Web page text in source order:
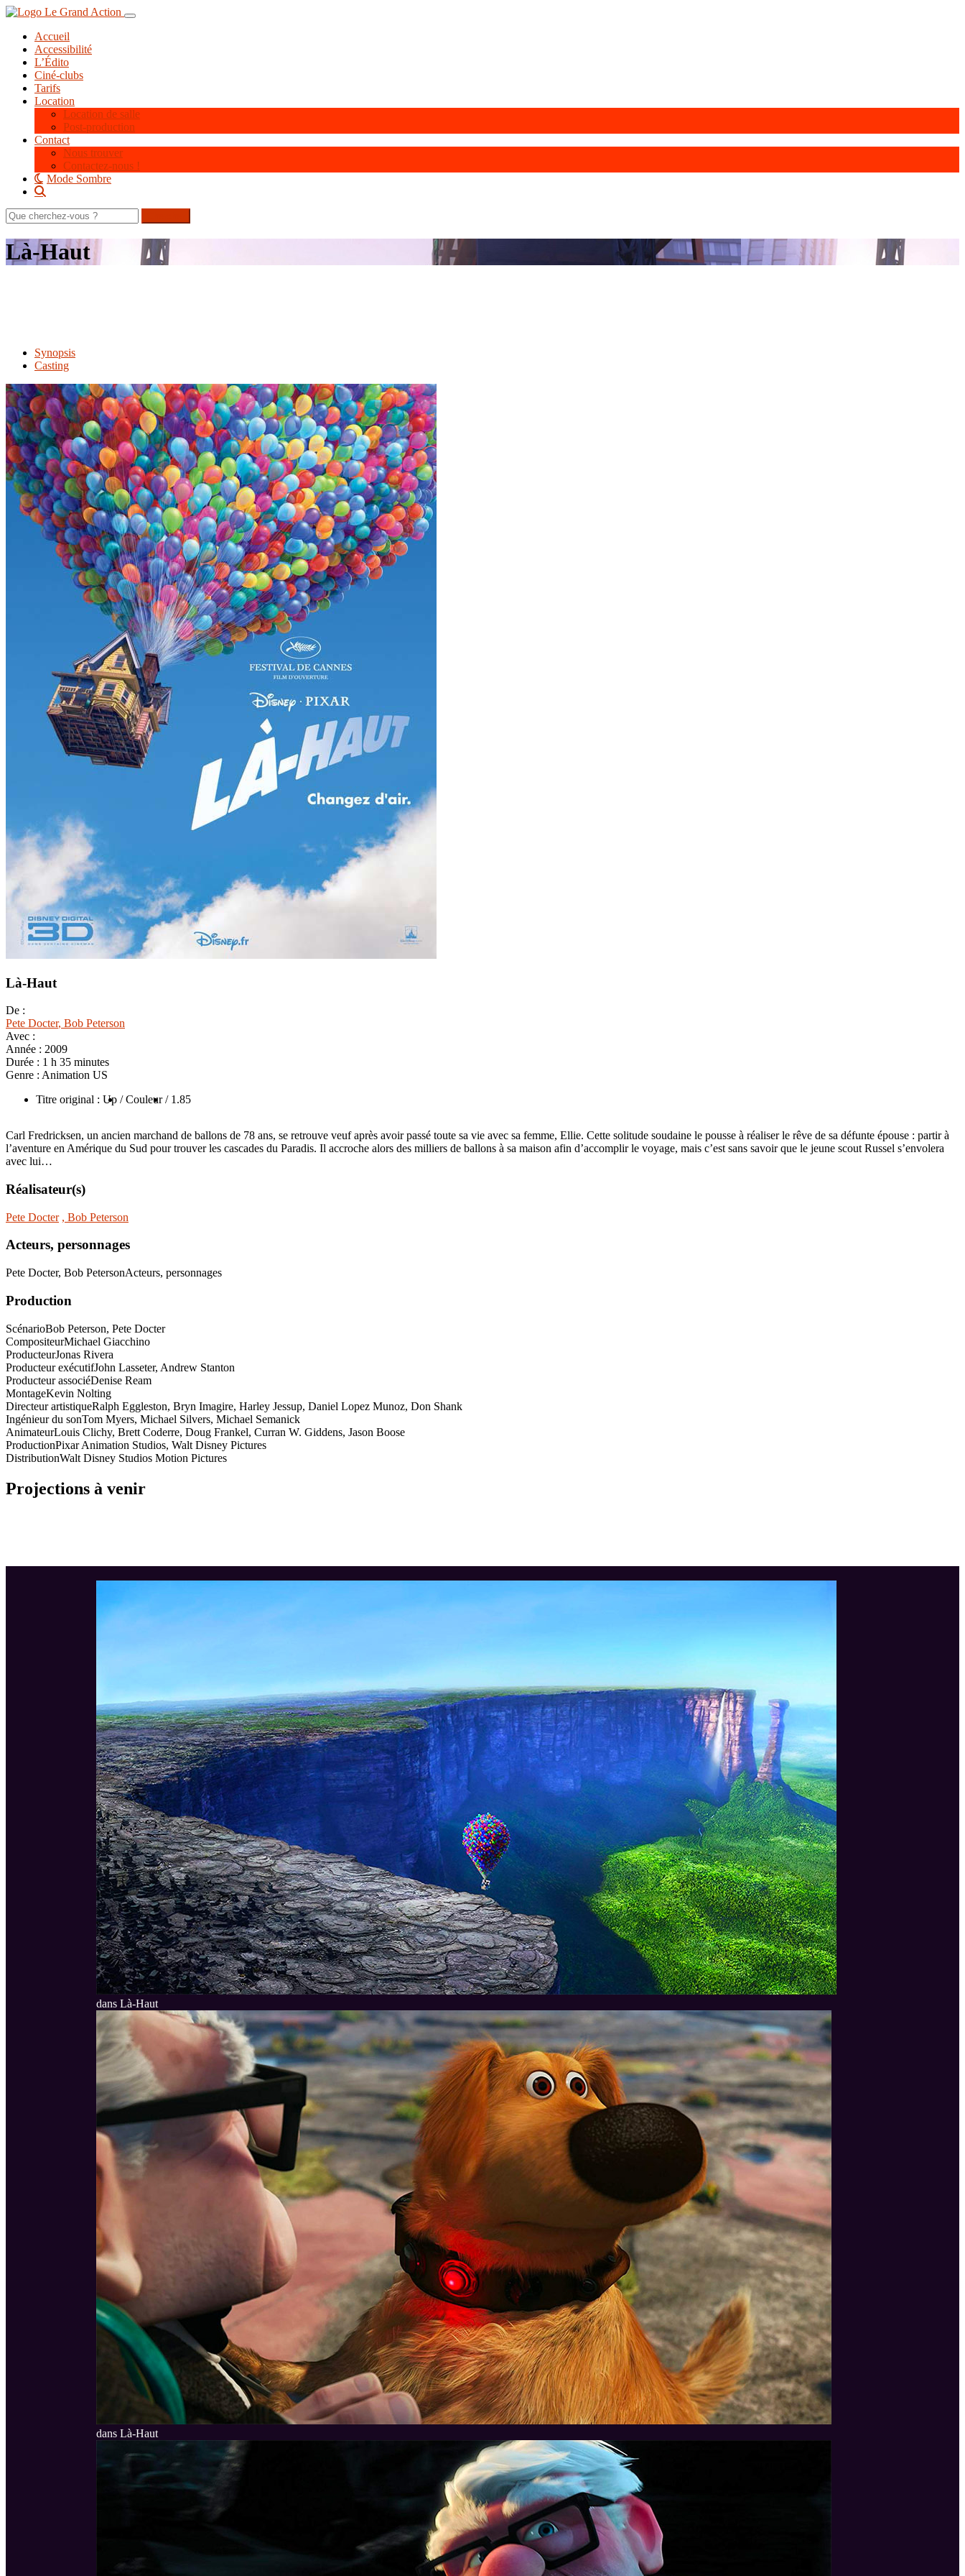
Aller
contenu
principal
Toggle navigation
Accueil
Accessibilité
L’Édito
Ciné-clubs
Tarifs
Location
Location de salle
Post-production
Contact
Nous trouver
Contactez-nous !
Mode Sombre
Rechercher
sur
le
site
Là-Haut
Synopsis
Casting
Là-Haut
De :
Pete Docter, Bob Peterson
Avec :
Année : 2009
Durée : 1 h 35 minutes
Genre : Animation US
Titre original : Up / Couleur / 1.85
Carl Fredricksen, un ancien marchand de ballons de 78 ans, se retrouve veuf après avoir passé toute sa vie avec sa femme, Ellie. Cette solitude soudaine le pousse à réaliser le rêve de sa défunte épouse : partir à
l’aventure en Amérique du Sud pour trouver les cascades du Paradis. Il accroche alors des milliers de ballons à sa maison afin d’accomplir le voyage, mais c’est sans savoir que le jeune scout Russel s’envolera
avec lui…
Réalisateur(s)
Pete Docter , Bob Peterson
Acteurs, personnages
Pete Docter, Bob PetersonActeurs, personnages
Production
ScénarioBob Peterson, Pete Docter
CompositeurMichael Giacchino
ProducteurJonas Rivera
Producteur exécutifJohn Lasseter, Andrew Stanton
Producteur associéDenise Ream
MontageKevin Nolting
Directeur artistiqueRalph Eggleston, Bryn Imagire, Harley Jessup, Daniel Lopez Munoz, Don Shank
Ingénieur du sonTom Myers, Michael Silvers, Michael Semanick
AnimateurLouis Clichy, Brett Coderre, Doug Frankel, Curran W. Giddens, Jason Boose
ProductionPixar Animation Studios, Walt Disney Pictures
DistributionWalt Disney Studios Motion Pictures
Projections à venir
dans Là-Haut
dans Là-Haut